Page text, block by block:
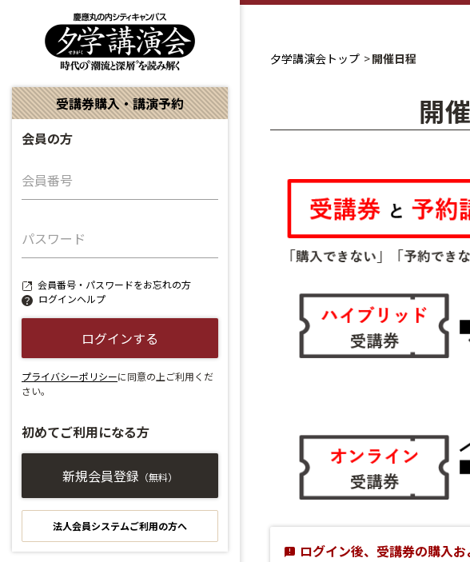
受講券購入・講演予約
会員の方
会員番号
パスワード
会員番号・パスワードをお忘れの方
ログインヘルプ
ログインする
プライバシーポリシーに同意の上ご利用くだ
さい。
初めてご利用になる方
新規会員登録 （無料）
法人会員システムご利用の方へ
夕学講演会トップ 開催日程
開
ログイン後、受講券の購入